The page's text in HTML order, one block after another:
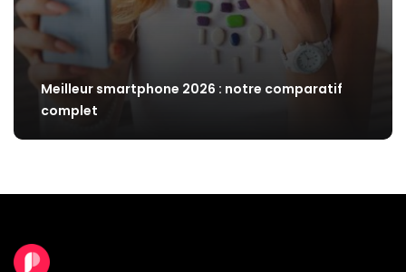
Meilleur smartphone 2026 : notre comparatif
complet